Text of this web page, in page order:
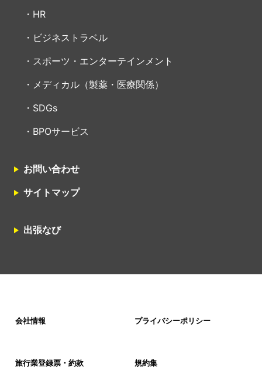
HR
ビジネストラベル
スポーツ・エンターテインメント
メディカル（製薬・医療関係）
SDGs
BPOサービス
お問い合わせ
サイトマップ
出張なび
会社情報 プライバシーポリシー
旅行業登録票・約款 規約集